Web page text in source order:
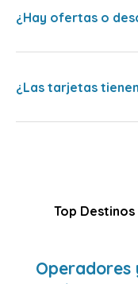
¿Hay ofertas o
¿Las tarjetas
Top
Operadores